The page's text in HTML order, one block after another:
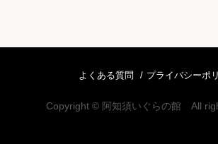
よくある質問 プライバシーポ
Copyright © 阿知須いぐらの館 All